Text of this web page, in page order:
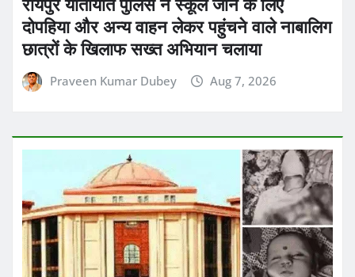
छत्तीसगढ़ ब्रेकिंग न्यूज़ राज्य
रायपुर यातायात पुलिस ने स्कूल जाने के लिए
दोपहिया और अन्य वाहन लेकर पहुंचने वाले नाबालिग
Praveen Kumar Dubey Aug 7, 2026